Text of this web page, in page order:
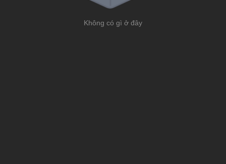
Không có gì ở đây